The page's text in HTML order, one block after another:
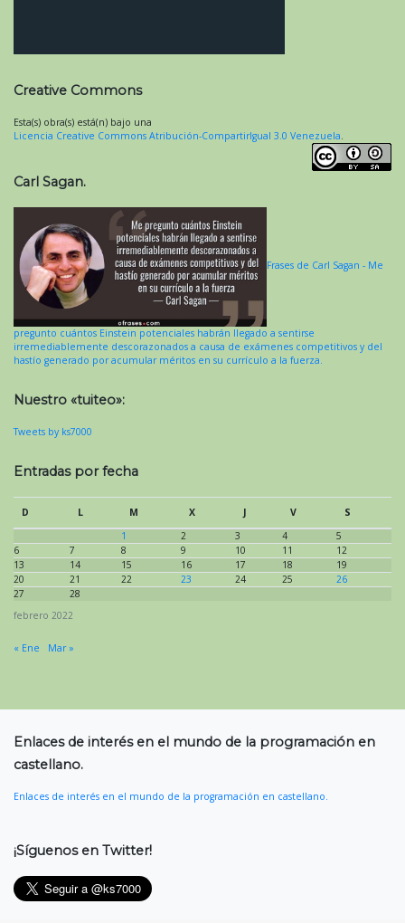
Creative Commons
Esta(s) obra(s) está(n) bajo una
Licencia Creative Commons Atribución-CompartirIgual 3.0 Venezuela
Carl Sagan.
Frases de Carl Sagan - Me
pregunto cuántos Einstein potenciales habrán llegado a sentirse
irremediablemente descorazonados a causa de exámenes competitivos y del
hastío generado por acumular méritos en su currículo a la fuerza.
Nuestro «tuiteo»:
Tweets by ks7000
Entradas por fecha
febrero 2022
D L M X J V
S
1
2 3 4
5
6
7 8 9 10 11
12
13
14 15 16 17 18
19
20
21 22 23 24 25
26
27
28
« Ene Mar »
Enlaces de interés en el mundo de la programación en
castellano.
Enlaces de interés en el mundo de la programación en castellano.
¡Síguenos en Twitter!